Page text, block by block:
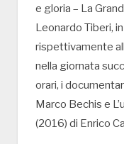
e gloria – La
Leonardo Tiberi,
rispettivamente
nella giornata
orari, i
Marco Bechis e
(2016) di Enrico